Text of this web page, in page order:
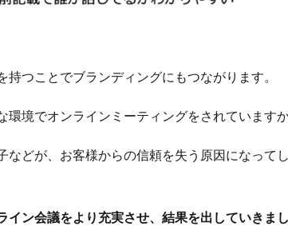
つことでブランディングにもつながります。
環境でオンラインミーティングをされていますか
などが、お客様からの信頼を失う原因になって
イン会議をより充実させ、結果を出していきまし